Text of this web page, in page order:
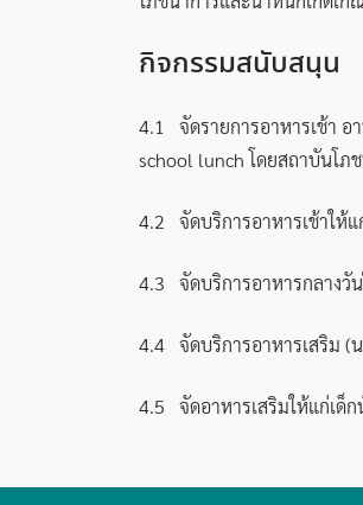
กิจกรรมสนับสนุน
4.1 จัดรายการอาหารเช้า อ
school lunch โดยสถาบันโภ
4.2 จัดบริการอาหารเช้าให้
4.3 จัดบริการอาหารกลางวั
4.4 จัดบริการอาหารเสริม (
4.5 จัดอาหารเสริมให้แก่เด็